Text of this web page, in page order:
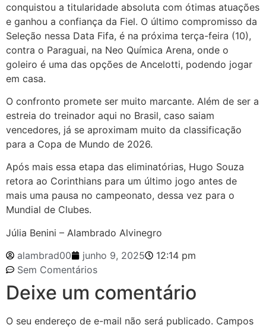
conquistou a titularidade absoluta com ótimas atuações
e ganhou a confiança da Fiel. O último compromisso da
Seleção nessa Data Fifa, é na próxima terça-feira (10),
contra o Paraguai, na Neo Química Arena, onde o
goleiro é uma das opções de Ancelotti, podendo jogar
em casa.
O confronto promete ser muito marcante. Além de ser a
estreia do treinador aqui no Brasil, caso saiam
vencedores, já se aproximam muito da classificação
para a Copa de Mundo de 2026.
Após mais essa etapa das eliminatórias, Hugo Souza
retora ao Corinthians para um último jogo antes de
mais uma pausa no campeonato, dessa vez para o
Mundial de Clubes.
Júlia Benini – Alambrado Alvinegro
alambrad00
junho 9, 2025
12:14 pm
Sem Comentários
Deixe um comentário
O seu endereço de e-mail não será publicado. Campos